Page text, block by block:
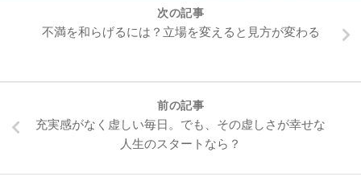
次の記事
不満を和らげるには？立場を変えると見方が変わる
前の記事
充実感がなく虚しい毎日。でも、その虚しさが幸せな
人生のスタートなら？